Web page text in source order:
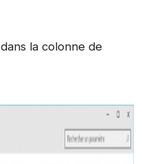
dans la colonne de